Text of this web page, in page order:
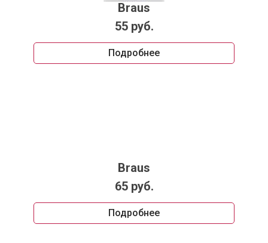
Braus
55 руб.
Подробнее
Braus
65 руб.
Подробнее